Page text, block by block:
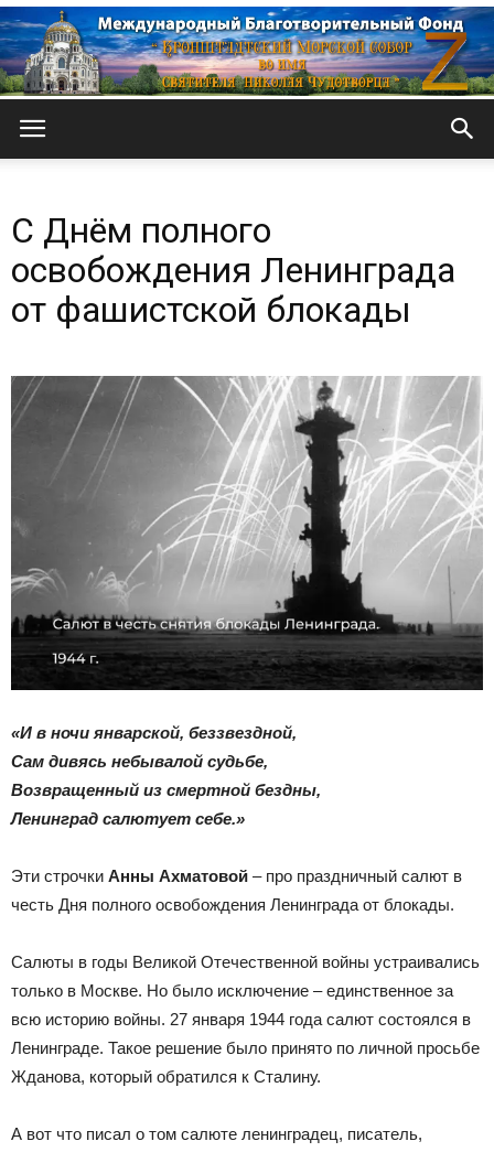
Морской
С Днём полного
освобождения Ленинграда
от фашистской блокады
«И в ночи январской, беззвездной,
Сам дивясь небывалой судьбе,
Возвращенный из смертной бездны,
Ленинград салютует себе.»
Эти строчки Анны Ахматовой – про праздничный салют в
честь Дня полного освобождения Ленинграда от блокады.
Салюты в годы Великой Отечественной войны устраивались
только в Москве. Но было исключение – единственное за
всю историю войны. 27 января 1944 года салют состоялся в
Ленинграде. Такое решение было принято по личной просьбе
Жданова, который обратился к Сталину.
А вот что писал о том салюте ленинградец, писатель,